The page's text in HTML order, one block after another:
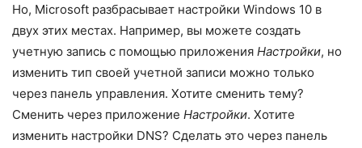
Но, Microsoft разбрасывает настройки Windows 10 в
двух этих местах. Например, вы можете создать
учетную запись с помощью приложения Настройки, но
изменить тип своей учетной записи можно только
через панель управления. Хотите сменить тему?
Сменить через приложение Настройки. Хотите
изменить настройки DNS? Сделать это через панель